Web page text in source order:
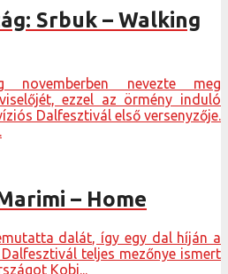
Srbuk – Walking
nevezte meg
ezzel az örmény induló
Dalfesztivál első versenyzője.
– Home
dalát, így egy dal híján a
teljes mezőnye ismert
Kobi...